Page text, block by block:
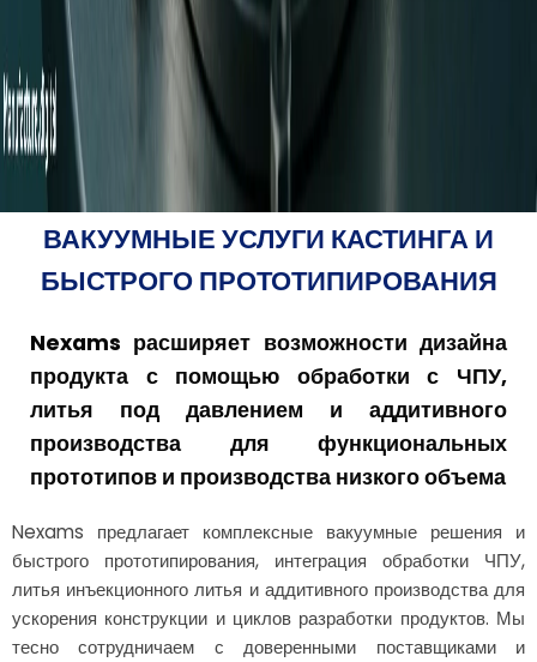
ВАКУУМНЫЕ УСЛУГИ КАСТИНГА И
БЫСТРОГО ПРОТОТИПИРОВАНИЯ
Nexams расширяет возможности дизайна
продукта с помощью обработки с ЧПУ,
литья под давлением и аддитивного
производства для функциональных
прототипов и производства низкого объема
Nexams предлагает комплексные вакуумные решения и
быстрого прототипирования, интеграция обработки ЧПУ,
литья инъекционного литья и аддитивного производства для
ускорения конструкции и циклов разработки продуктов. Мы
тесно сотрудничаем с доверенными поставщиками и